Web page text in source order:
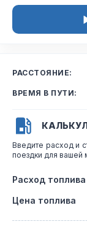
РАССТОЯНИЕ:
ВРЕМЯ В ПУТИ:
Введите расход и
поездки для вашей
Расход топлива
Цена топлива